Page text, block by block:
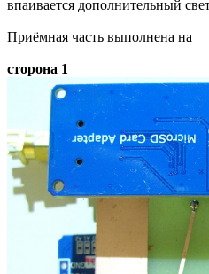
впаивается дополнительный
Приёмная часть выполнена на
сторона 1